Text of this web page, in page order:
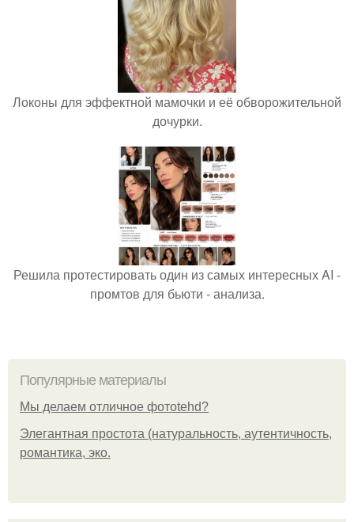
Локоны для эффектной мамочки и её обворожительной
дочурки.
Решила протестировать один из самых интересных AI -
промтов для бьюти - анализа.
Популярные материалы
Мы делаем отличное фотоtehd?
Элегантная простота (натуральность, аутентичность,
романтика, эко.